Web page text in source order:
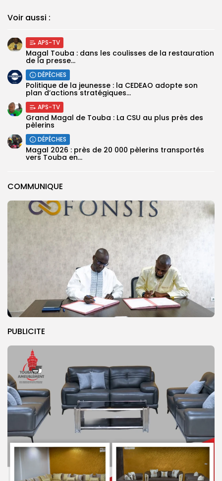
COMMUNIQUE
PUBLICITE
Voir aussi :
APS-TV
Magal Touba : dans les coulisses de la restauration
de la presse...
DÉPÊCHES
Politique de la jeunesse : la CEDEAO adopte son
plan d’actions stratégiques...
APS-TV
Grand Magal de Touba : La CSU au plus près des
pèlerins
DÉPÊCHES
Magal 2026 : près de 20 000 pèlerins transportés
vers Touba en...